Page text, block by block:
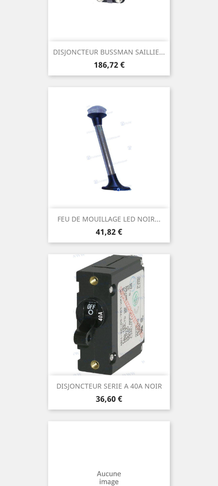
DISJONCTEUR BUSSMAN SAILLIE...
Prix
186,72 €
FEU DE MOUILLAGE LED NOIR...
Prix
41,82 €
DISJONCTEUR SERIE A 40A NOIR
Prix
36,60 €